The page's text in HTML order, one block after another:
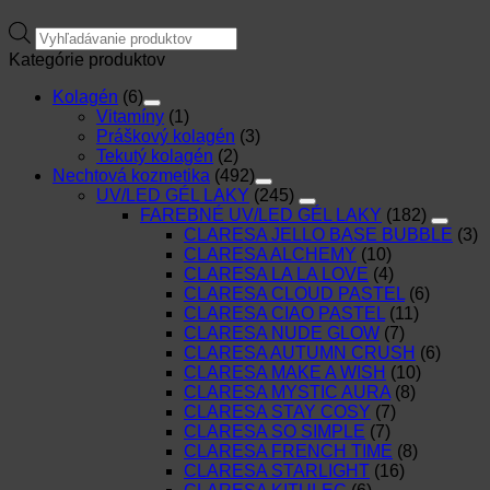
Products
search
Kategórie produktov
Kolagén (6)
Vitamíny (1)
Práškový kolagén (3)
Tekutý kolagén (2)
Nechtová kozmetika (492)
UV/LED GÉL LAKY (245)
FAREBNÉ UV/LED GÉL LAKY (182)
CLARESA JELLO BASE BUBBLE (3)
CLARESA ALCHEMY (10)
CLARESA LA LA LOVE (4)
CLARESA CLOUD PASTEL (6)
CLARESA CIAO PASTEL (11)
CLARESA NUDE GLOW (7)
CLARESA AUTUMN CRUSH (6)
CLARESA MAKE A WISH (10)
CLARESA MYSTIC AURA (8)
CLARESA STAY COSY (7)
CLARESA SO SIMPLE (7)
CLARESA FRENCH TIME (8)
CLARESA STARLIGHT (16)